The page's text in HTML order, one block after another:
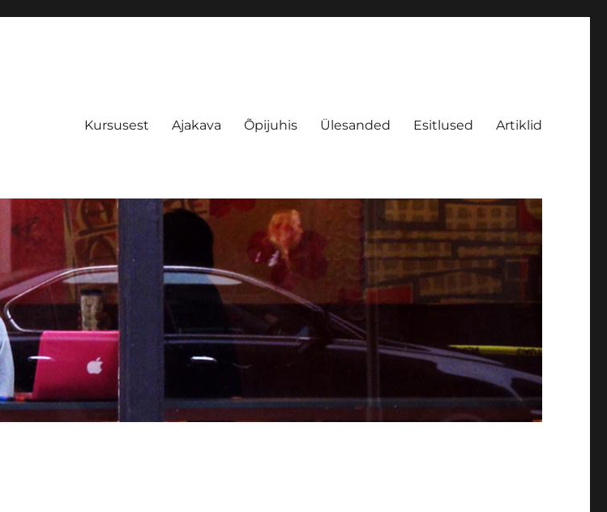
Kursusest Ajakava Õpijuhis Ülesanded Esitlused Artiklid